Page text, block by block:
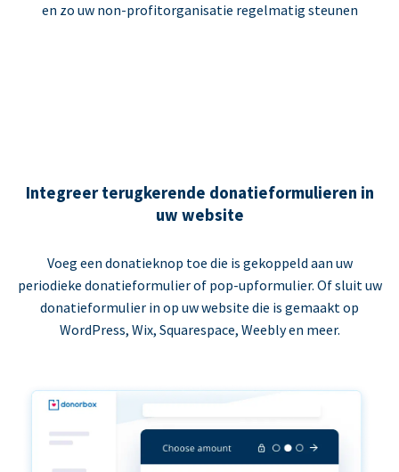
en zo uw non-profitorganisatie regelmatig steunen
Integreer terugkerende donatieformulieren in
uw website
Voeg een donatieknop toe die is gekoppeld aan uw
periodieke donatieformulier of pop-upformulier. Of sluit uw
donatieformulier in op uw website die is gemaakt op
WordPress, Wix, Squarespace, Weebly en meer.